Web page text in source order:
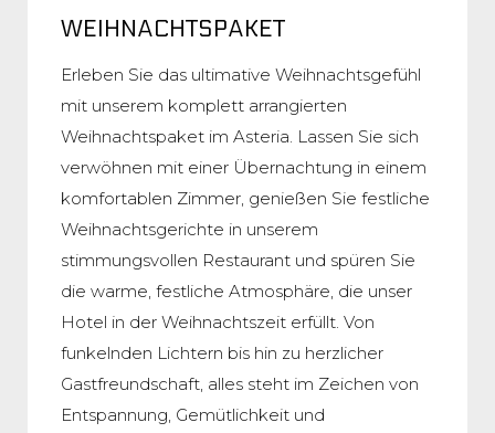
WEIHNACHTSPAKET
Erleben Sie das ultimative Weihnachtsgefühl
mit unserem komplett arrangierten
Weihnachtspaket im Asteria. Lassen Sie sich
verwöhnen mit einer Übernachtung in einem
komfortablen Zimmer, genießen Sie festliche
Weihnachtsgerichte in unserem
stimmungsvollen Restaurant und spüren Sie
die warme, festliche Atmosphäre, die unser
Hotel in der Weihnachtszeit erfüllt. Von
funkelnden Lichtern bis hin zu herzlicher
Gastfreundschaft, alles steht im Zeichen von
Entspannung, Gemütlichkeit und